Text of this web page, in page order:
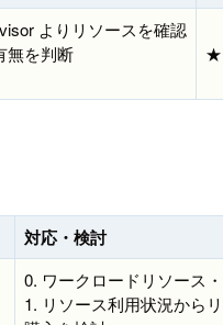
よりリソースを確認
無を判断
対応・検討
0. ワークロードリソース
1. リソース利用状況から